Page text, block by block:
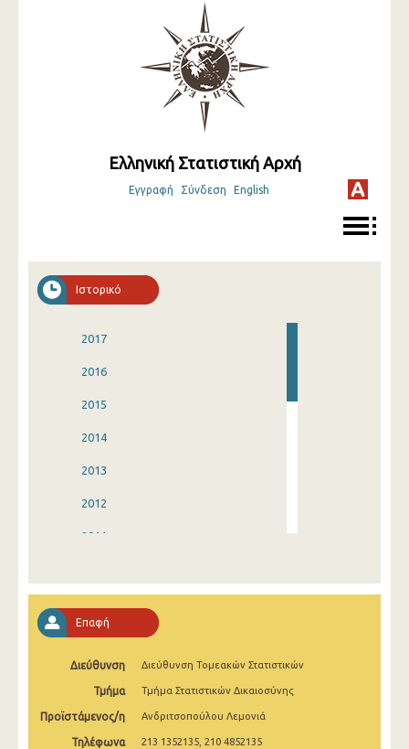
Ελληνική Στατιστική Αρχή
Εγγραφή Σύνδεση English
Ιστορικό
2017
2016
2015
2014
2013
2012
2011
2008
2007
2006
2005
Επαφή
Διεύθυνση Διεύθυνση Τομεακών Στατιστικών
Τμήμα Τμήμα Στατιστικών Δικαιοσύνης
Προϊστάμενος/η Ανδριτσοπούλου Λεμονιά
Τηλέφωνα 213 1352135, 210 4852135